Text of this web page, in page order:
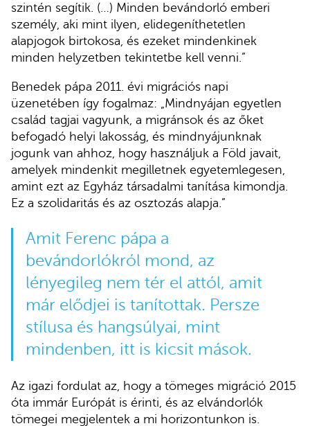
szintén segítik. (…) Minden bevándorló emberi
személy, aki mint ilyen, elidegeníthetetlen
alapjogok birtokosa, és ezeket mindenkinek
minden helyzetben tekintetbe kell venni.”
Benedek pápa 2011. évi migrációs napi
üzenetében így fogalmaz: „Mindnyájan egyetlen
család tagjai vagyunk, a migránsok és az őket
befogadó helyi lakosság, és mindnyájunknak
jogunk van ahhoz, hogy használjuk a Föld javait,
amelyek mindenkit megilletnek egyetemlegesen,
amint ezt az Egyház társadalmi tanítása kimondja.
Ez a szolidaritás és az osztozás alapja.”
Amit Ferenc pápa a
bevándorlókról mond, az
lényegileg nem tér el attól, amit
már elődjei is tanítottak. Persze
stílusa és hangsúlyai, mint
mindenben, itt is kicsit mások.
Az igazi fordulat az, hogy a tömeges migráció 2015
óta immár Európát is érinti, és az elvándorlók
tömegei megjelentek a mi horizontunkon is.